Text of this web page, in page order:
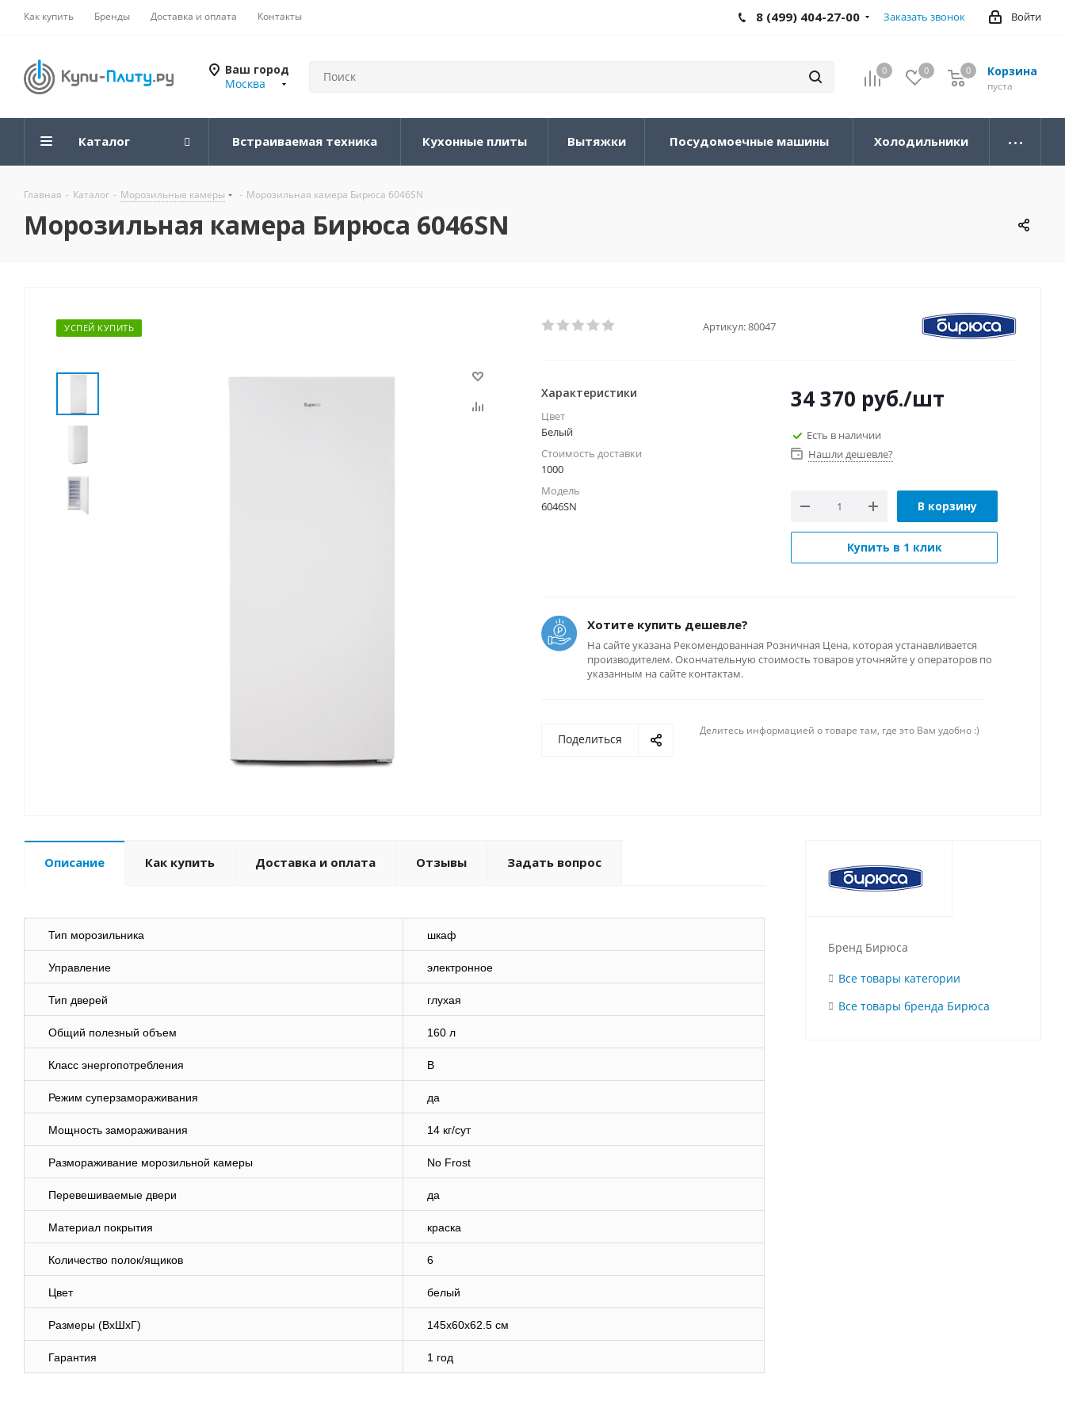
Как купить Бренды Доставка и оплата Контакты Войти
8 (499) 404-27-00 Заказать звонок
Ваш город
Москва
0 0 Корзина
0
пуста
0
Каталог Встраиваемая техника Кухонные плиты Вытяжки Посудомоечные машины Холодильники
Главная - Каталог - Морозильные камеры - Морозильная камера Бирюса 6046SN
Морозильная камера Бирюса 6046SN
УСПЕЙ КУПИТЬ Артикул:80047
Характеристики
Цвет
Белый
Стоимость доставки
1000
Модель
6046SN
34 370 руб./шт
Есть в наличии
Нашли дешевле?
В корзину
Купить в 1 клик
Хотите купить дешевле?
На сайте указана Рекомендованная Розничная Цена, которая устанавливается
производителем. Окончательную стоимость товаров уточняйте у операторов по
указанным на сайте контактам.
Поделиться
Делитесь информацией о товаре там, где это Вам удобно :)
Описание Как купить Доставка и оплата Отзывы Задать вопрос
Тип морозильника шкаф
Управление электронное
Тип дверей глухая
Общий полезный объем 160 л
Класс энергопотребления B
Режим суперзамораживания да
Мощность замораживания 14 кг/сут
Размораживание морозильной камеры No Frost
Перевешиваемые двери да
Материал покрытия краска
Количество полок/ящиков 6
Цвет белый
Размеры (ВхШхГ) 145x60x62.5 см
Гарантия 1 год
Бренд Бирюса
Все товары категории
Все товары бренда Бирюса